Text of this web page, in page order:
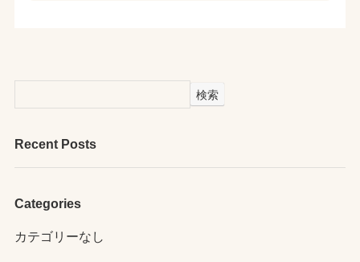
検索
Recent Posts
Categories
カテゴリーなし